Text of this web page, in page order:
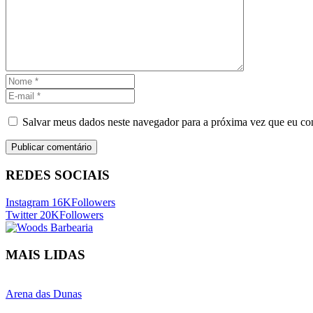
Salvar meus dados neste navegador para a próxima vez que eu
REDES SOCIAIS
Instagram 16KFollowers
Twitter 20KFollowers
MAIS LIDAS
Arena das Dunas